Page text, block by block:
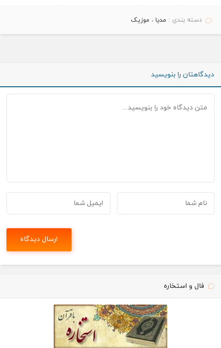
دسته بندی : مدیا ، موزیک
دیدگاهتان را بنویسید
فال و استخاره